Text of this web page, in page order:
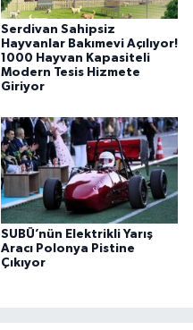
Serdivan Sahipsiz
Hayvanlar Bakımevi Açılıyor!
1000 Hayvan Kapasiteli
Modern Tesis Hizmete
Giriyor
SUBÜ’nün Elektrikli Yarış
Aracı Polonya Pistine
Çıkıyor